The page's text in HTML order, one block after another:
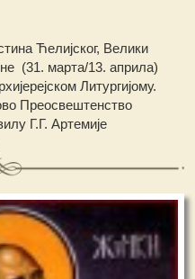
Ћелијског, Велики
(31. марта/13. априла)
Литургијому.
Преосвештенство
Г.Г. Артемије